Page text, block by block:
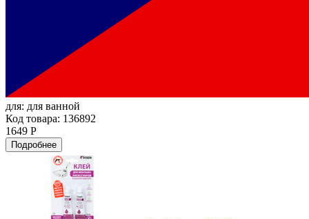
для: для ванной
Код товара: 136892
1649 Р
Подробнее